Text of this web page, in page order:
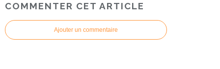
COMMENTER CET ARTICLE
Ajouter un commentaire